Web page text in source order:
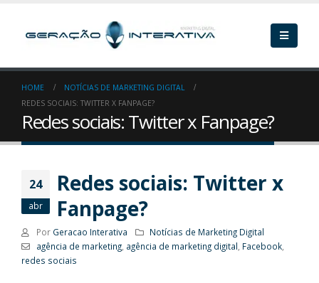
HOME
NOTÍCIAS DE MARKETING DIGITAL
REDES SOCIAIS: TWITTER X FANPAGE?
Redes sociais: Twitter x Fanpage?
24
abr
Redes sociais: Twitter x
Fanpage?
Por Geracao Interativa
Notícias de Marketing Digital
agência de marketing, agência de marketing digital Facebook,
redes sociais